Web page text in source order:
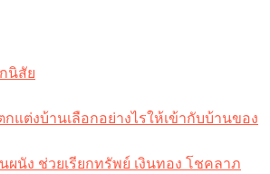
นิสัย
แต่งบ้านเลือกอย่างไรให้เข้ากับบ้านของ
นัง ช่วยเรียกทรัพย์ เงินทอง โชคลาภ